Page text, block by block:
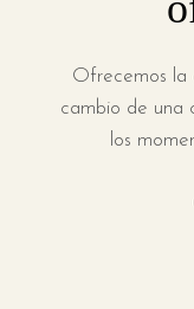
Ofrecemos la
cambio de una
los